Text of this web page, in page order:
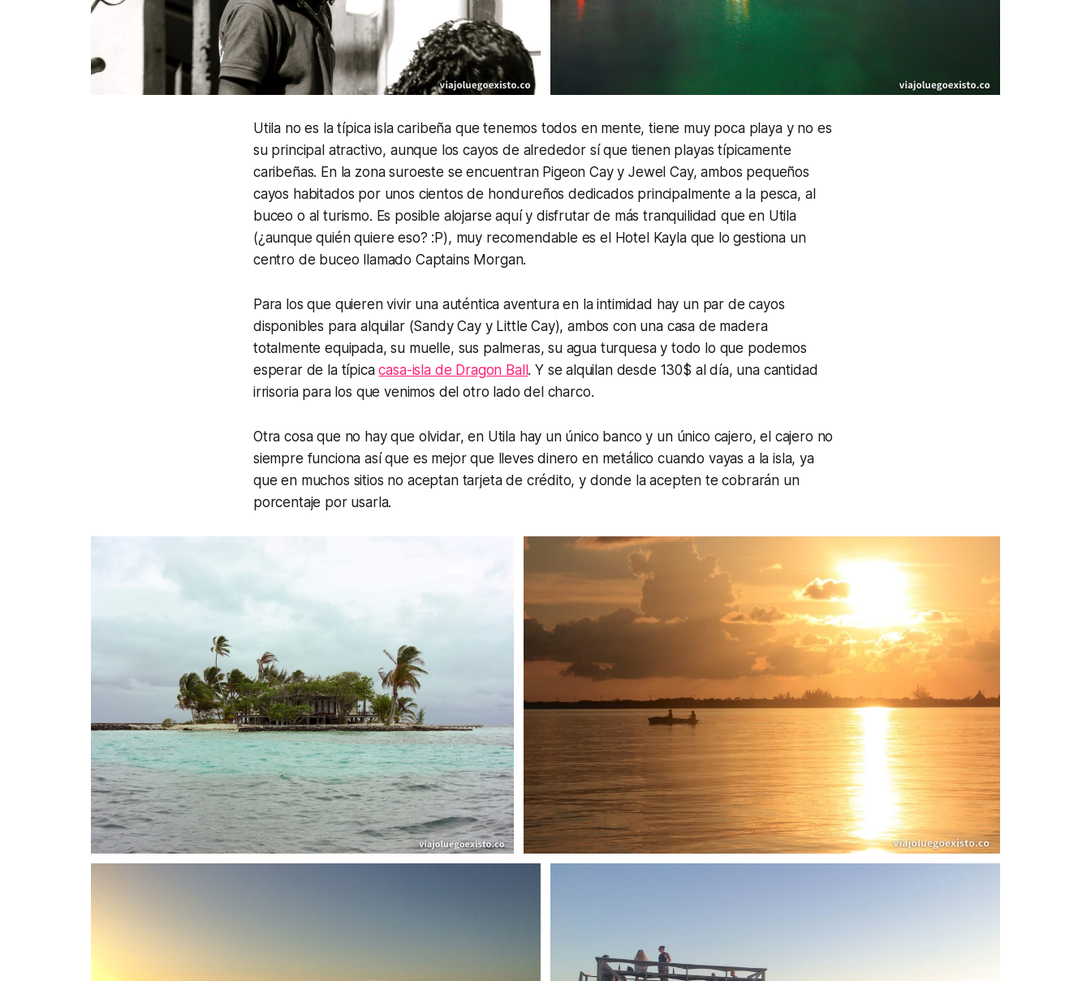
Utila no es la típica isla caribeña que tenemos todos en mente, tiene muy poca playa y no es
su principal atractivo, aunque los cayos de alrededor sí que tienen playas típicamente
caribeñas. En la zona suroeste se encuentran Pigeon Cay y Jewel Cay, ambos pequeños
cayos habitados por unos cientos de hondureños dedicados principalmente a la pesca, al
buceo o al turismo. Es posible alojarse aquí y disfrutar de más tranquilidad que en Utila
(¿aunque quién quiere eso? :P), muy recomendable es el Hotel Kayla que lo gestiona un
centro de buceo llamado Captains Morgan.
Para los que quieren vivir una auténtica aventura en la intimidad hay un par de cayos
disponibles para alquilar (Sandy Cay y Little Cay), ambos con una casa de madera
totalmente equipada, su muelle, sus palmeras, su agua turquesa y todo lo que podemos
esperar de la típicacasa-isla de Dragon Ball . Y se alquilan desde 130$ al día, una cantidad
irrisoria para los que venimos del otro lado del charco.
Otra cosa que no hay que olvidar, en Utila hay un único banco y un único cajero, el cajero no
siempre funciona así que es mejor que lleves dinero en metálico cuando vayas a la isla, ya
que en muchos sitios no aceptan tarjeta de crédito, y donde la acepten te cobrarán un
porcentaje por usarla.